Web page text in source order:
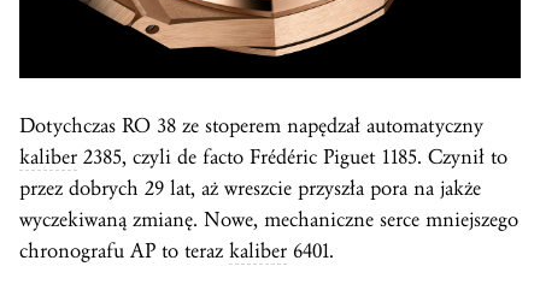
Dotychczas RO 38 ze stoperem napędzał automatyczny
kaliber 2385, czyli de facto Frédéric Piguet 1185. Czynił to
przez dobrych 29 lat, aż wreszcie przyszła pora na jakże
wyczekiwaną zmianę. Nowe, mechaniczne serce mniejszego
chronografu AP to teraz kaliber 6401.